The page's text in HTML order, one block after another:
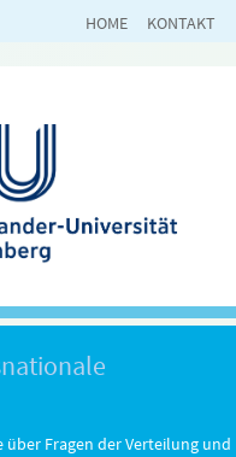
Fragen der Verteilung und
HOME KONTAKT